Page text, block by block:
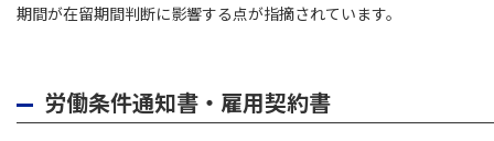
期間が在留期間判断に影響する点が指摘されています。
労働条件通知書・雇用契約書